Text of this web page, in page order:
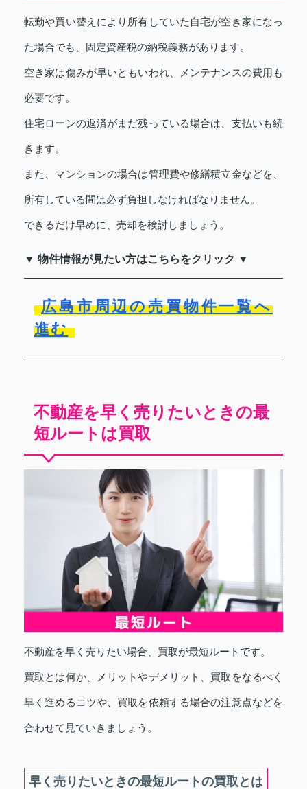
転勤や買い替えにより所有していた自宅が空き家になっ
た場合でも、固定資産税の納税義務があります。
空き家は傷みが早いともいわれ、メンテナンスの費用も
必要です。
住宅ローンの返済がまだ残っている場合は、支払いも続
きます。
また、マンションの場合は管理費や修繕積立金などを、
所有している間は必ず負担しなければなりません。
できるだけ早めに、売却を検討しましょう。
▼ 物件情報が見たい方はこちらをクリック ▼
広島市周辺の売買物件一覧へ
進む
不動産を早く売りたいときの最
短ルートは買取
不動産を早く売りたい場合、買取が最短ルートです。
買取とは何か、メリットやデメリット、買取をなるべく
早く進めるコツや、買取を依頼する場合の注意点などを
合わせて見ていきましょう。
早く売りたいときの最短ルートの買取とは